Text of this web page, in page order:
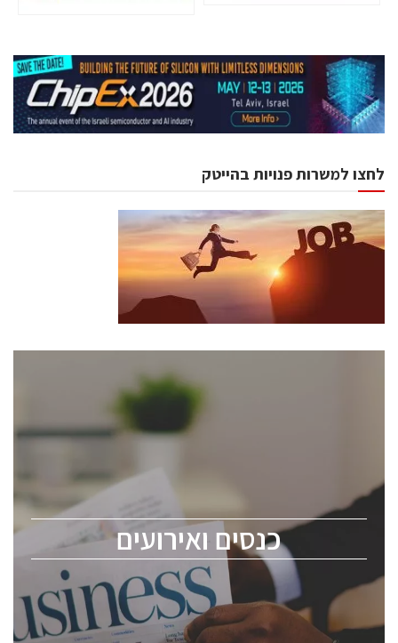
לחצו למשרות פנויות בהייטק
כנסים ואירועים
כנסים ואירועים
לכל העוסקים בתעשיית הסמיקונדקטור כולל מהנדסים,
ChipEx2026 will be held on May 12-13, 2026. The
conference is intended for everyone involved in the
semiconductor industry, including engineers,
professional experts, and senior executives.